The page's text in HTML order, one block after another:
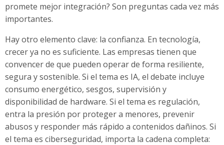
promete mejor integración? Son preguntas cada vez más
importantes.
Hay otro elemento clave: la confianza. En tecnología,
crecer ya no es suficiente. Las empresas tienen que
convencer de que pueden operar de forma resiliente,
segura y sostenible. Si el tema es IA, el debate incluye
consumo energético, sesgos, supervisión y
disponibilidad de hardware. Si el tema es regulación,
entra la presión por proteger a menores, prevenir
abusos y responder más rápido a contenidos dañinos. Si
el tema es ciberseguridad, importa la cadena completa: